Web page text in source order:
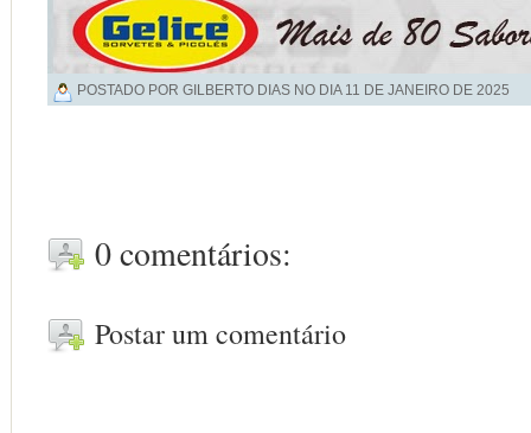
POSTADO POR GILBERTO DIAS NO DIA 11 DE JANEIRO DE 2025
0 comentários:
Postar um comentário